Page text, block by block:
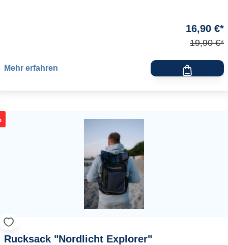
16,90 €*
19,90 €*
Mehr erfahren
Rucksack "Nordlicht Explorer"